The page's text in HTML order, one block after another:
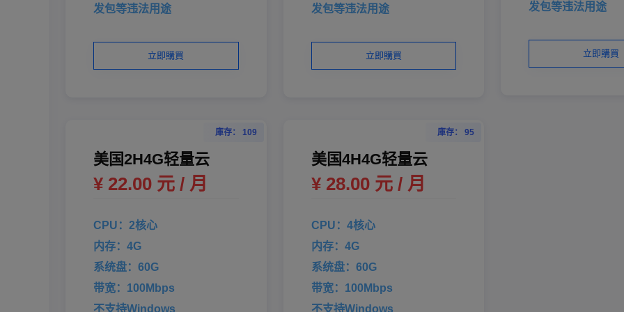
发包等违法用途
立即購買
发包等违法用途
立即購買
发包等违法用途
立即購買
庫存： 109
美国2H4G轻量云
¥ 22.00 元 / 月
CPU：2核心
内存：4G
系统盘：60G
带宽：100Mbps
不支持Windows
庫存： 95
美国4H4G轻量云
¥ 28.00 元 / 月
CPU：4核心
内存：4G
系统盘：60G
带宽：100Mbps
不支持Windows